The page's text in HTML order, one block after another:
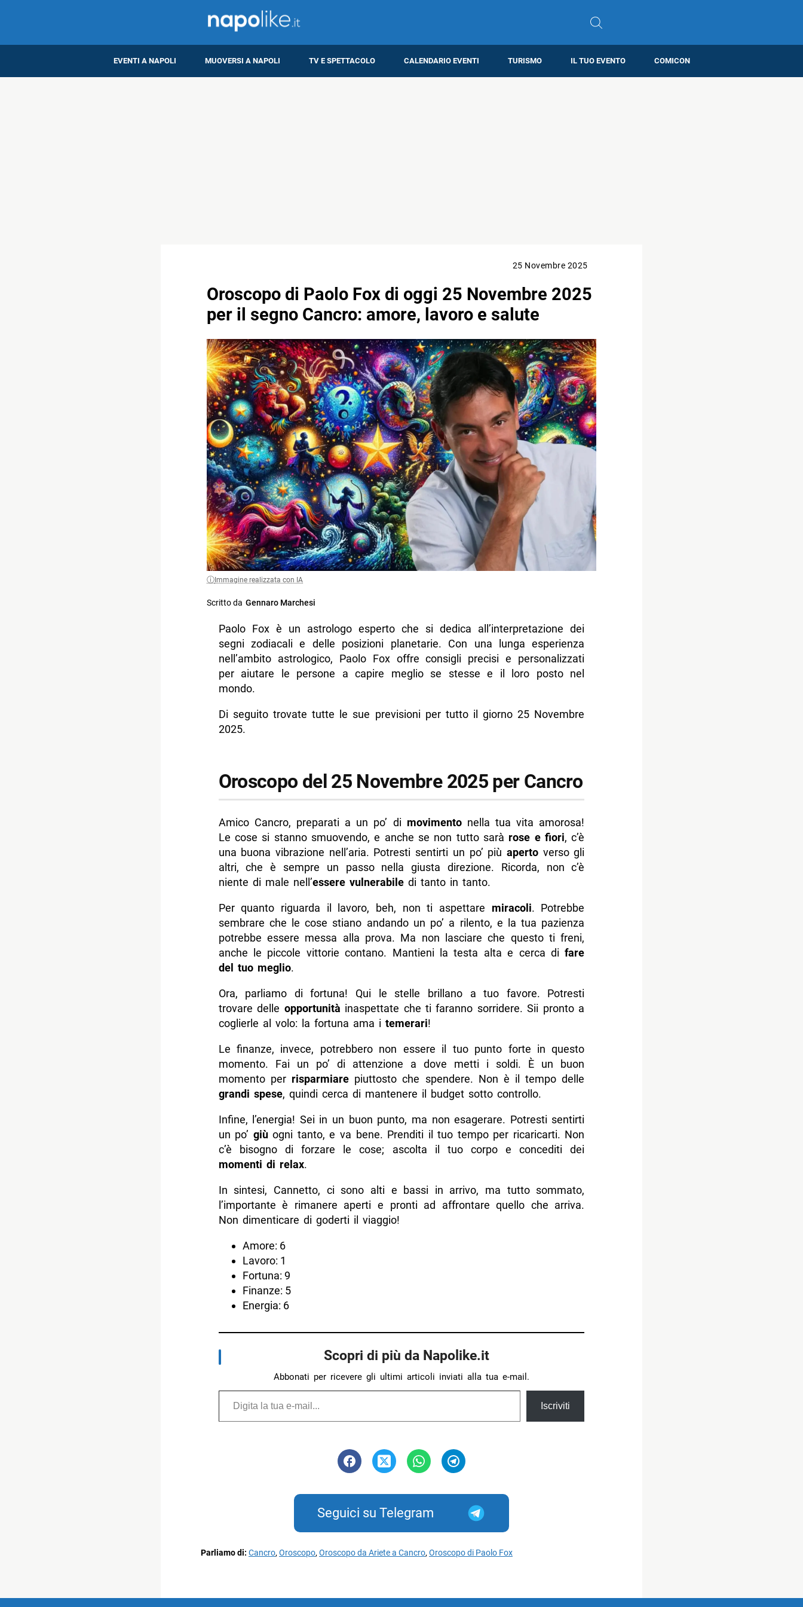
EVENTI A NAPOLI MUOVERSI A NAPOLI TV E SPETTACOLO CALENDARIO EVENTI TURISMO IL TUO EVENTO COMICON
25 Novembre 2025
Oroscopo di Paolo Fox di oggi 25 Novembre 2025
per il segno Cancro: amore, lavoro e salute
Immagine realizzata con IA
Scritto da Gennaro Marchesi
Paolo Fox è un astrologo esperto che si dedica all’interpretazione dei
segni zodiacali e delle posizioni planetarie. Con una lunga esperienza
nell’ambito astrologico, Paolo Fox offre consigli precisi e personalizzati
per aiutare le persone a capire meglio se stesse e il loro posto nel
mondo.
Di seguito trovate tutte le sue previsioni per tutto il giorno 25 Novembre
2025.
Oroscopo del 25 Novembre 2025 per Cancro
Amico Cancro, preparati a un po’ di movimentonella tua vita amorosa!
Le cose si stanno smuovendo, e anche se non tutto sarà rose e fiori, c’è
una buona vibrazione nell’aria. Potresti sentirti un po’ piùaperto verso gli
altri, che è sempre un passo nella giusta direzione. Ricorda, non c’è
niente di male nell’essere vulnerabiledi tanto in tanto.
Per quanto riguarda il lavoro, beh, non ti aspettare miracoli. Potrebbe
sembrare che le cose stiano andando un po’ a rilento, e la tua pazienza
potrebbe essere messa alla prova. Ma non lasciare che questo ti freni,
anche le piccole vittorie contano. Mantieni la testa alta e cerca difare
del tuo meglio.
Ora, parliamo di fortuna! Qui le stelle brillano a tuo favore. Potresti
trovare delle opportunità inaspettate che ti faranno sorridere. Sii pronto a
coglierle al volo: la fortuna ama i temerari!
Le finanze, invece, potrebbero non essere il tuo punto forte in questo
momento. Fai un po’ di attenzione a dove metti i soldi. È un buon
momento per risparmiarepiuttosto che spendere. Non è il tempo delle
grandi spese, quindi cerca di mantenere il budget sotto controllo.
Infine, l’energia! Sei in un buon punto, ma non esagerare. Potresti sentirti
un po’ giùogni tanto, e va bene. Prenditi il tuo tempo per ricaricarti. Non
c’è bisogno di forzare le cose; ascolta il tuo corpo e concediti dei
momenti di relax.
In sintesi, Cannetto, ci sono alti e bassi in arrivo, ma tutto sommato,
l’importante è rimanere aperti e pronti ad affrontare quello che arriva.
Non dimenticare di goderti il viaggio!
Amore: 6
Lavoro: 1
Fortuna: 9
Finanze: 5
Energia: 6
Scopri di più da Napolike.it
Abbonati per ricevere gli ultimi articoli inviati alla tua e-mail.
Digita la tua e-mail...
Iscriviti
Seguici su Telegram
Parliamo di: Cancro,Oroscopo,Oroscopo da Ariete a Cancro,Oroscopo di Paolo Fox